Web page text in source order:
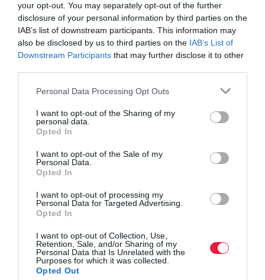
your opt-out. You may separately opt-out of the further
disclosure of your personal information by third parties on the
IAB’s list of downstream participants. This information may
also be disclosed by us to third parties on the IAB’s List of
Downstream Participants that may further disclose it to other
Please note that this website/app uses one or more Google
not limited to your visit or usage behaviour. You may click to
grant or deny consent to Google and its third-party tags to
use your data for below specified purposes in below Google
consent section.
Personal Data Processing Opt Outs
I want to opt-out of the Sharing of my
personal data.
Opted In
I want to opt-out of the Sale of my
Personal Data.
Opted In
I want to opt-out of processing my
Personal Data for Targeted Advertising.
Opted In
I want to opt-out of Collection, Use,
Retention, Sale, and/or Sharing of my
Personal Data that Is Unrelated with the
Purposes for which it was collected.
Opted Out
A közlemény idézte Szabados Richárdot, az NGM kis- és
középvállalkozások fejlesztéséért és technológiáért felelős
államtitkárát, aki felhívta a figyelmet arra, hogy a Demján Sándor
Program elemeinek fogadtatása minden várakozást felülmúlt. A
tőkeprogramban, az 1+1 támogatási programra regisztrálók száma
részletek pályázat